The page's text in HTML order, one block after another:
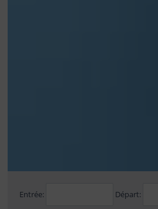
Entrée: Départ: